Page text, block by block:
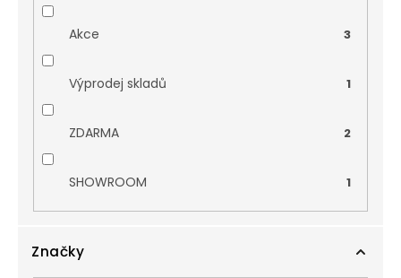
Akce 3
Výprodej skladů 1
ZDARMA 2
SHOWROOM 1
Značky